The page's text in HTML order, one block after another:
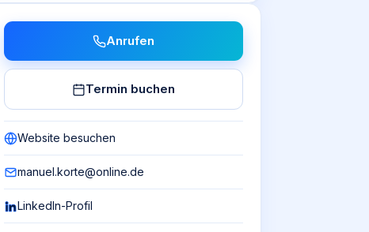
Anrufen
Termin buchen
Website besuchen
manuel.korte@online.de
LinkedIn-Profil